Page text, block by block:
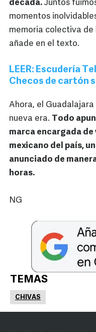
década. Juntos
momentos
memoria colectiva de
añade en el texto.
LEER: Escudería
Checos de cartón
Ahora, el
nueva era. Todo
marca encargada
mexicano del país,
anunciado de
horas.
NG
TEMAS
CHIVAS